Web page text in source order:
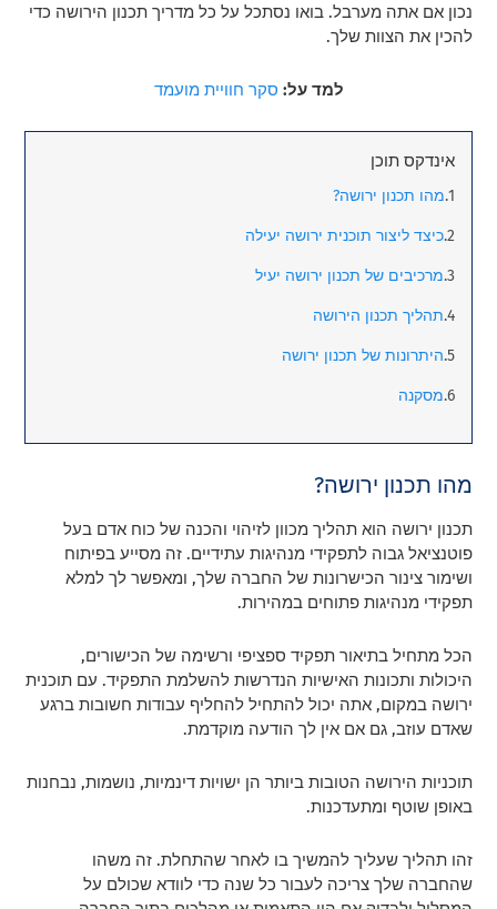
נכון אם אתה מערבל. בואו נסתכל על כל מדריך תכנון הירושה כדי
להכין את הצוות שלך.
למד על: סקר חוויית מועמד
אינדקס תוכן
מהו תכנון ירושה?
כיצד ליצור תוכנית ירושה יעילה
מרכיבים של תכנון ירושה יעיל
תהליך תכנון הירושה
היתרונות של תכנון ירושה
מסקנה
מהו תכנון ירושה?
תכנון ירושה הוא תהליך מכוון לזיהוי והכנה של כוח אדם בעל
פוטנציאל גבוה לתפקידי מנהיגות עתידיים. זה מסייע בפיתוח
ושימור צינור הכישרונות של החברה שלך, ומאפשר לך למלא
תפקידי מנהיגות פתוחים במהירות.
הכל מתחיל בתיאור תפקיד ספציפי ורשימה של הכישורים,
היכולות ותכונות האישיות הנדרשות להשלמת התפקיד. עם תוכנית
ירושה במקום, אתה יכול להתחיל להחליף עבודות חשובות ברגע
שאדם עוזב, גם אם אין לך הודעה מוקדמת.
תוכניות הירושה הטובות ביותר הן ישויות דינמיות, נושמות, נבחנות
באופן שוטף ומתעדכנות.
זהו תהליך שעליך להמשיך בו לאחר שהתחלת. זה משהו
שהחברה שלך צריכה לעבור כל שנה כדי לוודא שכולם על